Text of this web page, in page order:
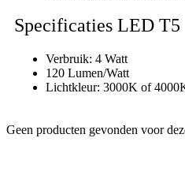
Specificaties LED T5
Verbruik: 4 Watt
120 Lumen/Watt
Lichtkleur: 3000K of
Geen producten gevonden voor